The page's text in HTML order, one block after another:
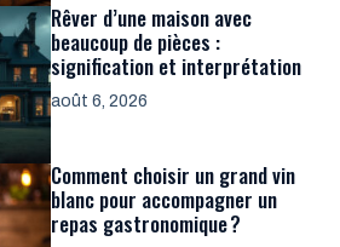
Rêver d’une maison avec
beaucoup de pièces :
signification et interprétation
août 6, 2026
Comment choisir un grand vin
blanc pour accompagner un
repas gastronomique ?